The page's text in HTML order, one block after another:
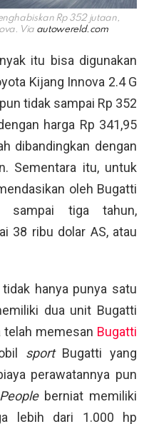
Rp 352 jutaan,
Via autowereld.com
itu bisa digunakan
Kijang Innova 2.4 G
tidak sampai Rp 352
harga Rp 341,95
dibandingkan dengan
Sementara itu, untuk
oleh Bugatti
sampai tiga tahun,
38 ribu dolar AS, atau
hanya punya satu
dua unit Bugatti
telah memesan Bugatti
sport Bugatti yang
perawatannya pun
berniat memiliki
lebih dari 1.000 hp